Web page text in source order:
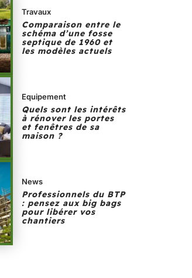
Travaux
Comparaison entre le
schéma d’une fosse
septique de 1960 et
les modèles actuels
Equipement
Quels sont les intérêts
à rénover les portes
et fenêtres de sa
maison ?
News
Professionnels du BTP
: pensez aux big bags
pour libérer vos
chantiers